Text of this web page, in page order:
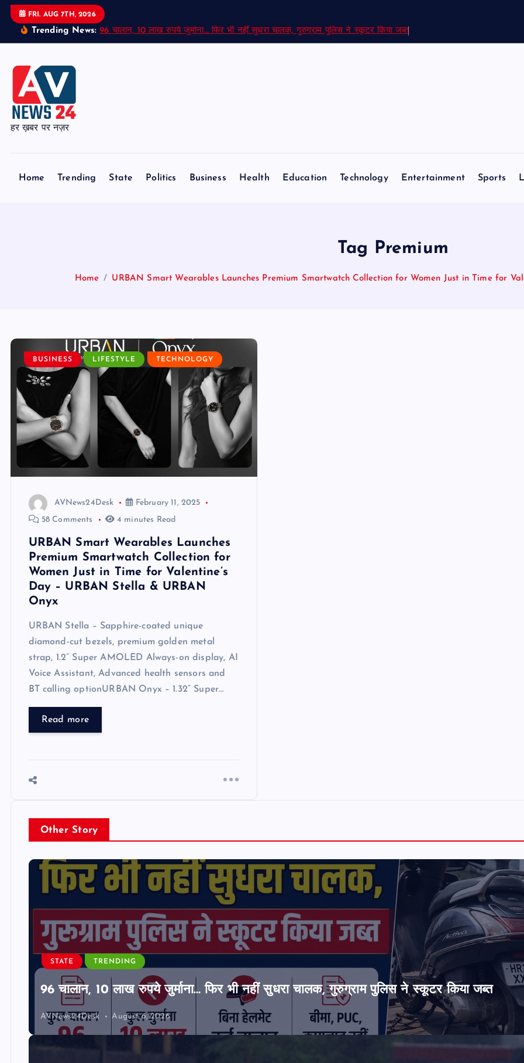
FRI. AUG 7TH, 2026
Trending News: 96 चालान, 10 लाख रुपये जुर्माना… फिर भी नहीं सुधरा चालक, गुरुग्राम पुलिस ने स्कूटर किया जब्त
हर ख़बर पर नज़र
Home Trending State Politics Business Health Education Technology Entertainment Sports
Tag Premium
Home URBAN Smart Wearables Launches Premium Smartwatch Collection for Women Just in Time for
BUSINESS LIFESTYLE TECHNOLOGY
AVNews24Desk
February 11, 2025
58 Comments
4 minutes Read
URBAN Smart Wearables Launches
Premium Smartwatch Collection for
Women Just in Time for Valentine’s
Day – URBAN Stella & URBAN
Onyx
URBAN Stella – Sapphire-coated unique
diamond-cut bezels, premium golden metal
strap, 1.2” Super AMOLED Always-on display, AI
Voice Assistant, Advanced health sensors and
BT calling optionURBAN Onyx – 1.32” Super…
Read more
Other Story
STATE TRENDING
96 चालान, 10 लाख रुपये जुर्माना… फिर भी नहीं सुधरा चालक, गुरुग्राम पुलिस ने स्कूटर किया जब्त
AVNews24Desk August 6, 2026